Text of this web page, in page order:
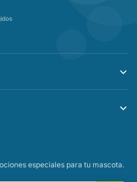
especiales para tu mascota.